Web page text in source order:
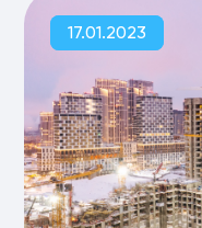
17.01.2023